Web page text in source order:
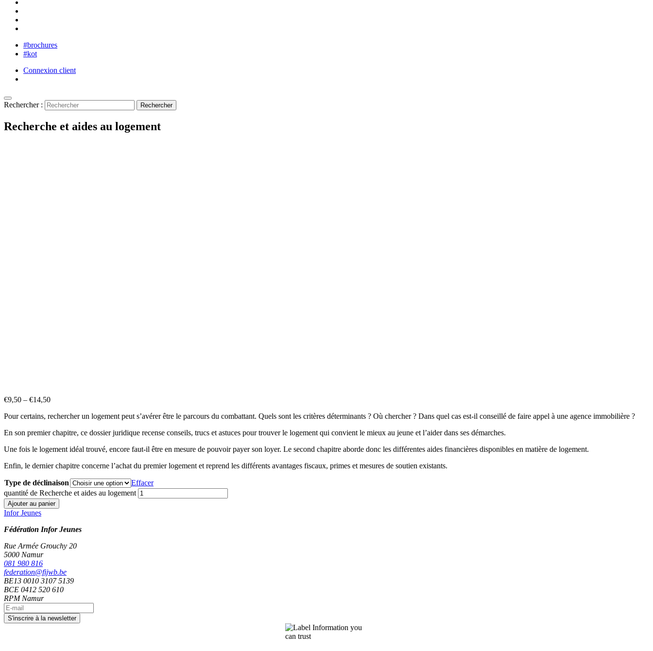
#brochures
#kot
Connexion client
Rechercher :
Recherche et aides au logement
€9,50 – €14,50
Pour certains, rechercher un logement peut s’avérer être le parcours du combattant. Quels sont les critères déterminants ? Où chercher ? Dans quel cas est-il conseillé de faire appel à une agence immobilière ?
En son premier chapitre, ce dossier juridique recense conseils, trucs et astuces pour trouver le logement qui convient le mieux au jeune et l’aider dans ses démarches.
Une fois le logement idéal trouvé, encore faut-il être en mesure de pouvoir payer son loyer. Le second chapitre aborde donc les différentes aides financières disponibles en matière de logement.
Enfin, le dernier chapitre concerne l’achat du premier logement et reprend les différents avantages fiscaux, primes et mesures de soutien existants.
Type de déclinaison
Effacer
quantité de Recherche et aides au logement
Ajouter au panier
Infor Jeunes
Fédération Infor Jeunes
Rue Armée Grouchy 20
5000 Namur
081 980 816
federation@fijwb.be
BE13 0010 3107 5139
BCE 0412 520 610
RPM Namur